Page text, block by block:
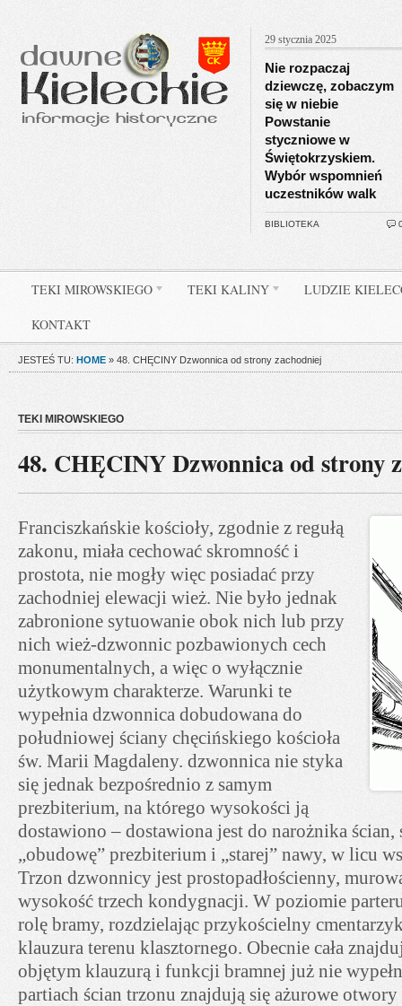
29 stycznia 2025
Nie rozpaczaj
dziewczę, zobaczym
się w niebie
Powstanie
styczniowe w
Świętokrzyskiem.
Wybór wspomnień
uczestników walk
BIBLIOTEKA
TEKI MIROWSKIEGO TEKI KALINY LUDZIE
KONTAKT
JESTEŚ TU: HOME » 48. CHĘCINY Dzwonnica od strony zachodniej
TEKI MIROWSKIEGO
48. CHĘCINY Dzwonnica od strony
Franciszkańskie kościoły, zgodnie z regułą
zakonu, miała cechować skromność i
prostota, nie mogły więc posiadać przy
zachodniej elewacji wież. Nie było jednak
zabronione sytuowanie obok nich lub przy
nich wież-dzwonnic pozbawionych cech
monumentalnych, a więc o wyłącznie
użytkowym charakterze. Warunki te
wypełnia dzwonnica dobudowana do
południowej ściany chęcińskiego kościoła
św. Marii Magdaleny. dzwonnica nie styka
się jednak bezpośrednio z samym
prezbiterium, na którego wysokości ją
dostawiono – dostawiona jest do narożnika ścian,
„obudowę” prezbiterium i „starej” nawy, w licu
Trzon dzwonnicy jest prostopadłościenny,
wysokość trzech kondygnacji. W poziomie parteru
rolę bramy, rozdzielając przykościelny
klauzura terenu klasztornego. Obecnie cała
objętym klauzurą i funkcji bramnej już nie
partiach ścian trzonu znajdują się ażurowe otwory